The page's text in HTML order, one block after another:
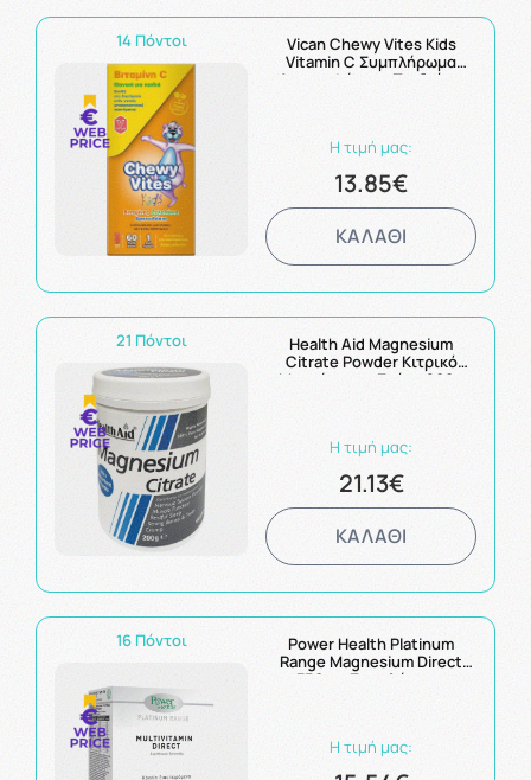
14 Πόντοι
Vican Chewy Vites Kids
Vitamin C Συμπλήρωμα
Διατροφής για Παιδιά με
Η τιμή μας:
13.85€
ΚΑΛΑΘΙ
21 Πόντοι
Health Aid Magnesium
Citrate Powder Κιτρικό
Μαγνήσιο σε Σκόνη 200g
Η τιμή μας:
21.13€
ΚΑΛΑΘΙ
16 Πόντοι
Power Health Platinum
Range Magnesium Direct
350mg Συμπλήρωμα
Η τιμή μας: